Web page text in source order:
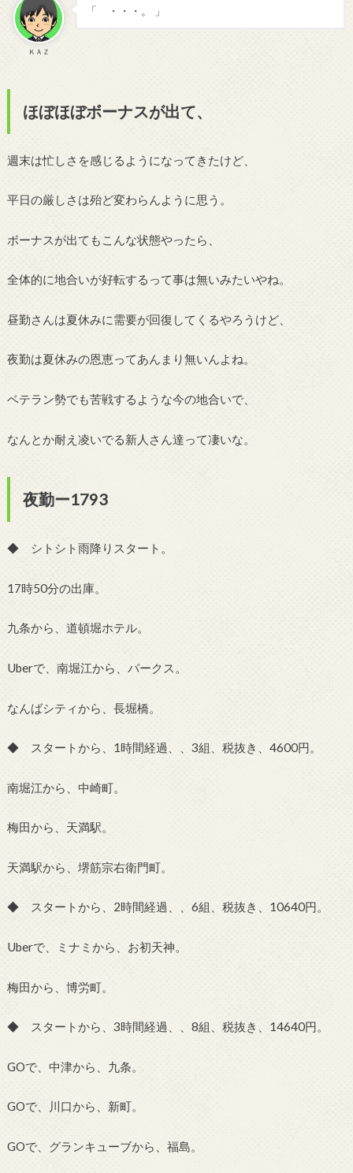
ＫＡＺ
「 ・・・。 」
ほぼほぼボーナスが出て、
週末は忙しさを感じるようになってきたけど、
平日の厳しさは殆ど変わらんように思う。
ボーナスが出てもこんな状態やったら、
全体的に地合いが好転するって事は無いみたいやね。
昼勤さんは夏休みに需要が回復してくるやろうけど、
夜勤は夏休みの恩恵ってあんまり無いんよね。
ベテラン勢でも苦戦するような今の地合いで、
なんとか耐え凌いでる新人さん達って凄いな。
夜勤ー1793
◆ シトシト雨降りスタート。
17時50分の出庫。
九条から、道頓堀ホテル。
Uberで、南堀江から、パークス。
なんばシティから、長堀橋。
◆ スタートから、1時間経過、、3組、税抜き、4600円。
南堀江から、中崎町。
梅田から、天満駅。
天満駅から、堺筋宗右衛門町。
◆ スタートから、2時間経過、、6組、税抜き、10640円。
Uberで、ミナミから、お初天神。
梅田から、博労町。
◆ スタートから、3時間経過、、8組、税抜き、14640円。
GOで、中津から、九条。
GOで、川口から、新町。
GOで、グランキューブから、福島。